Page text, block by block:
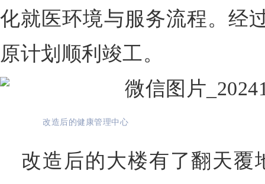
化就医环境与服务流程。经
原计划顺利竣工。
改造后的健康管理中心
改造后的大楼有了翻天覆